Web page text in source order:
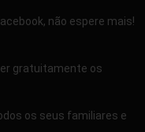
não espere mais!
gratuitamente os
os seus familiares e